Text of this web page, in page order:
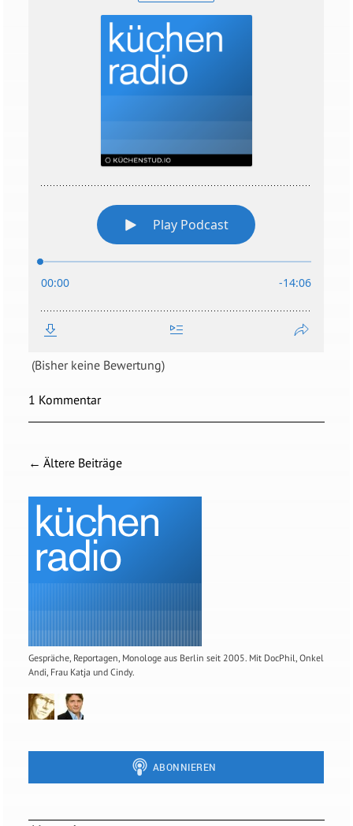
(Bisher keine Bewertung)
1 Kommentar
← Ältere Beiträge
Gespräche, Reportagen, Monologe aus Berlin seit 2005. Mit DocPhil, Onkel
Andi, Frau Katja und Cindy.